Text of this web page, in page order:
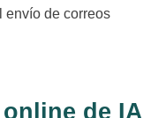
envío de correos
de IA